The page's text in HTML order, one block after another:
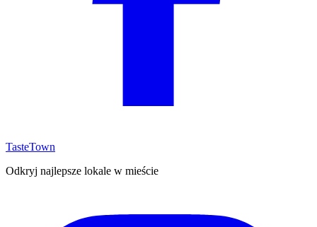
TasteTown
Odkryj najlepsze lokale w mieście